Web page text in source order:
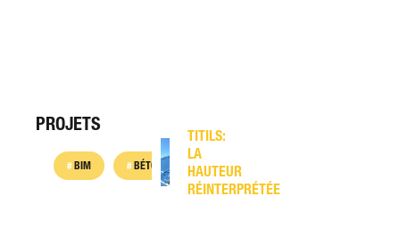
PROJETS
BIM BÉTON APPARENT
TITILS:
LA
HAUTEUR
RÉINTERPRÉTÉE